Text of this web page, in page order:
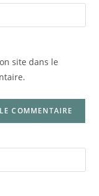
site dans le